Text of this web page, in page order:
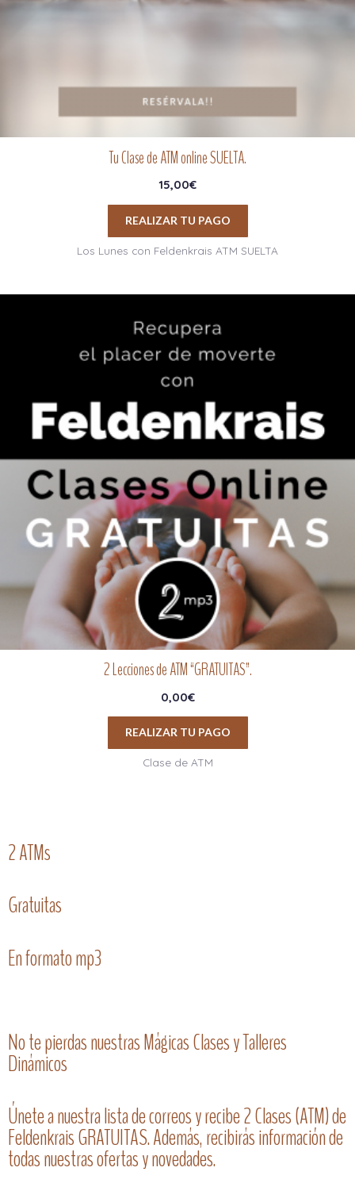
Tu Clase de ATM online SUELTA.
15,00€
REALIZAR TU PAGO
Los Lunes con Feldenkrais ATM SUELTA
2 Lecciones de ATM “GRATUITAS”.
0,00€
REALIZAR TU PAGO
Clase de ATM
2 ATMs
Gratuitas
En formato mp3
No te pierdas nuestras Mágicas Clases y Talleres
Dinámicos
Únete a nuestra lista de correos y recibe 2 Clases (ATM) de
Feldenkrais GRATUITAS. Además, recibirás información de
todas nuestras ofertas y novedades.